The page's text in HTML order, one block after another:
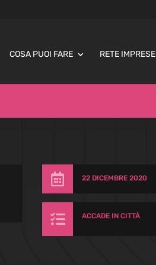
COSA PUOI FARE RETE IMPRESE
 22 DICEMBRE 2020
 ACCADE IN CITTÀ